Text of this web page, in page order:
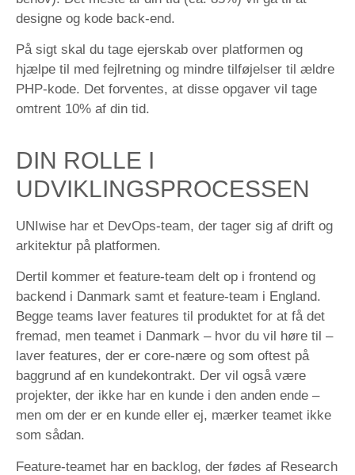
designe og kode back-end.
På sigt skal du tage ejerskab over platformen og
hjælpe til med fejlretning og mindre tilføjelser til ældre
PHP-kode. Det forventes, at disse opgaver vil tage
omtrent 10% af din tid.
DIN ROLLE I
UDVIKLINGSPROCESSEN
UNIwise har et DevOps-team, der tager sig af drift og
arkitektur på platformen.
Dertil kommer et feature-team delt op i frontend og
backend i Danmark samt et feature-team i England.
Begge teams laver features til produktet for at få det
fremad, men teamet i Danmark – hvor du vil høre til –
laver features, der er core-nære og som oftest på
baggrund af en kundekontrakt. Der vil også være
projekter, der ikke har en kunde i den anden ende –
men om der er en kunde eller ej, mærker teamet ikke
som sådan.
Feature-teamet har en backlog, der fødes af Research